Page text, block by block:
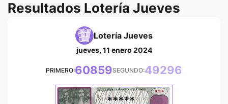
Resultados Lotería Jueves
Lotería Jueves
jueves, 11 enero 2024
PRIMERO:60859SEGUNDO:49296
*****